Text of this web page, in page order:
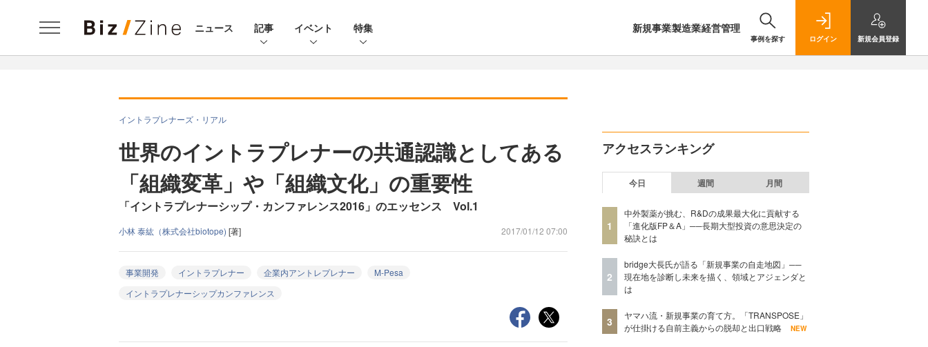
ニュース 記事 イベント 特集 新規事業製造業経営管理
事例を探す ログイン 新規会員登録
イントラプレナーズ・リアル
世界のイントラプレナーの共通認識としてある
「組織変革」や「組織文化」の重要性
「イントラプレナーシップ・カンファレンス2016」のエッセンス Vol.1
小林 泰紘（株式会社biotope) [著] 2017/01/12 07:00
事業開発 イントラプレナー 企業内アントレプレナー
M-Pesa
イントラプレナーシップカンファレンス
アクセスランキング
今日 週間 月間
1
中外製薬が挑む、R&Dの成果最大化に貢献する
「進化版FP＆A」──長期大型投資の意思決定の
秘訣とは
2
bridge大長氏が語る「新規事業の自走地図」──
現在地を診断し未来を描く、領域とアジェンダと
は
3
ヤマハ流・新規事業の育て方。「TRANSPOSE」
が仕掛ける自前主義からの脱却と出口戦略
NEW